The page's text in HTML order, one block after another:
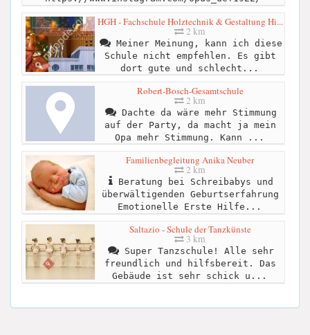
HGH - Fachschule Holztechnik & Gestaltung Hi...
2 km
Meiner Meinung, kann ich diese
Schule nicht empfehlen. Es gibt
dort gute und schlecht...
Robert-Bosch-Gesamtschule
2 km
Dachte da wäre mehr Stimmung
auf der Party, da macht ja mein
Opa mehr Stimmung. Kann ...
Familienbegleitung Anika Neuber
2 km
Beratung bei Schreibabys und
überwältigenden Geburtserfahrung
Emotionelle Erste Hilfe...
Saltazio - Schule der Tanzkünste
3 km
Super Tanzschule! Alle sehr
freundlich und hilfsbereit. Das
Gebäude ist sehr schick u...